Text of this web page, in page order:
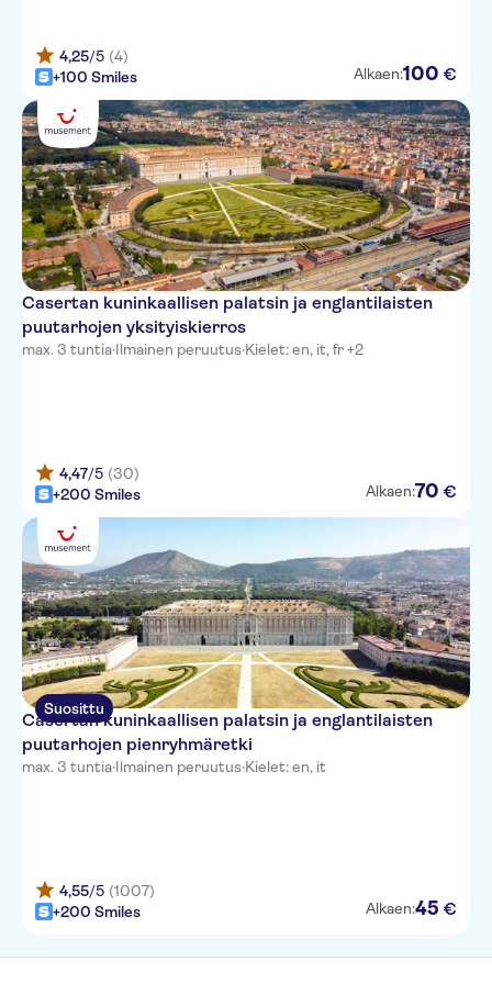
4,25/5 (4)
+100 Smiles
Alkaen:100 €
Casertan kuninkaallisen palatsin ja englantilaisten
puutarhojen yksityiskierros
max. 3 tuntia·Ilmainen peruutus·Kielet: en, it, fr +2
4,47/5 (30)
+200 Smiles
Alkaen:70 €
Suosittu
Casertan kuninkaallisen palatsin ja englantilaisten
puutarhojen pienryhmäretki
max. 3 tuntia·Ilmainen peruutus·Kielet: en, it
4,55/5 (1007)
+200 Smiles
Alkaen:45 €